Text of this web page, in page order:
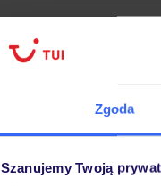
Zgoda
Szanujemy Twoją